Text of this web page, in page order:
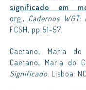
significado em
org., Cadernos
FCSH, pp.51-57.
Caetano, Maria
Caetano, Maria do
Significado. Lisboa: